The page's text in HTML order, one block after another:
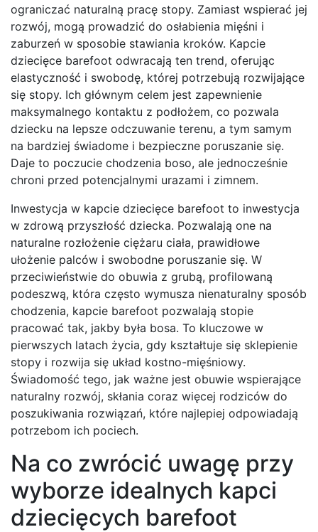
ograniczać naturalną pracę stopy. Zamiast wspierać jej
rozwój, mogą prowadzić do osłabienia mięśni i
zaburzeń w sposobie stawiania kroków. Kapcie
dziecięce barefoot odwracają ten trend, oferując
elastyczność i swobodę, której potrzebują rozwijające
się stopy. Ich głównym celem jest zapewnienie
maksymalnego kontaktu z podłożem, co pozwala
dziecku na lepsze odczuwanie terenu, a tym samym
na bardziej świadome i bezpieczne poruszanie się.
Daje to poczucie chodzenia boso, ale jednocześnie
chroni przed potencjalnymi urazami i zimnem.
Inwestycja w kapcie dziecięce barefoot to inwestycja
w zdrową przyszłość dziecka. Pozwalają one na
naturalne rozłożenie ciężaru ciała, prawidłowe
ułożenie palców i swobodne poruszanie się. W
przeciwieństwie do obuwia z grubą, profilowaną
podeszwą, która często wymusza nienaturalny sposób
chodzenia, kapcie barefoot pozwalają stopie
pracować tak, jakby była bosa. To kluczowe w
pierwszych latach życia, gdy kształtuje się sklepienie
stopy i rozwija się układ kostno-mięśniowy.
Świadomość tego, jak ważne jest obuwie wspierające
naturalny rozwój, skłania coraz więcej rodziców do
poszukiwania rozwiązań, które najlepiej odpowiadają
potrzebom ich pociech.
Na co zwrócić uwagę przy
wyborze idealnych kapci
dziecięcych barefoot